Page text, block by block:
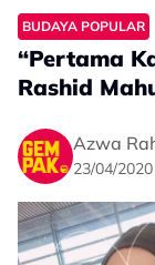
BUDAYA POPULAR
“Pertama
Rashid
Azwa
23/04/